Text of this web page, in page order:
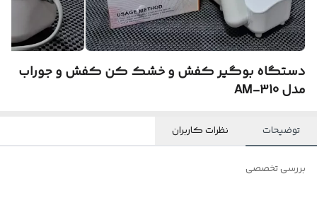
دستگاه بوگیر کفش و خشک کن کفش و جوراب
مدل AM-310
توضیحات نظرات کاربران
بررسی تخصصی